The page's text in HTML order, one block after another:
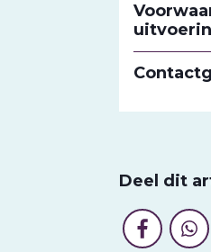
Deel dit